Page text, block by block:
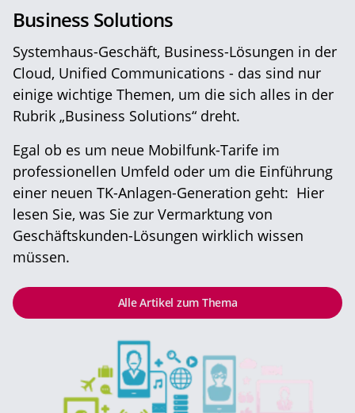
Business Solutions
Systemhaus-Geschäft, Business-Lösungen in der
Cloud, Unified Communications - das sind nur
einige wichtige Themen, um die sich alles in der
Rubrik „Business Solutions“ dreht.
Egal ob es um neue Mobilfunk-Tarife im
professionellen Umfeld oder um die Einführung
einer neuen TK-Anlagen-Generation geht: Hier
lesen Sie, was Sie zur Vermarktung von
Geschäftskunden-Lösungen wirklich wissen
müssen.
Alle Artikel zum Thema